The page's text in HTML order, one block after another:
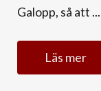
Galopp, så att ...
Läs mer